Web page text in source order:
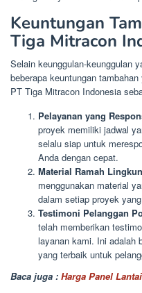
Keuntungan
Tiga Mitracon
Selain keunggulan-keunggulan
beberapa keuntungan
PT Tiga Mitracon Indonesia
Pelayanan yang
proyek memiliki jadwal
selalu siap untuk
Anda dengan cepat.
Material Ramah
menggunakan material
dalam setiap proyek
Testimoni Pelanggan
telah memberikan
layanan kami. Ini adalah
yang terbaik untuk
Baca juga : Harga Panel